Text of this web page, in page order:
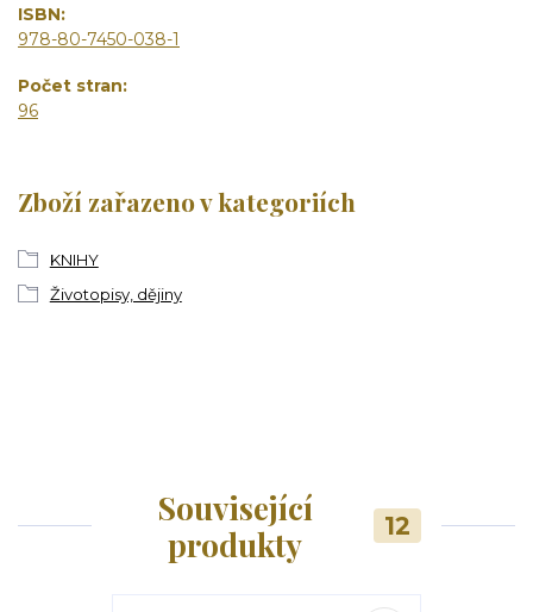
ISBN
978-80-7450-038-1
Počet stran
96
Zboží zařazeno v kategoriích
KNIHY
Životopisy, dějiny
Související
produkty
12